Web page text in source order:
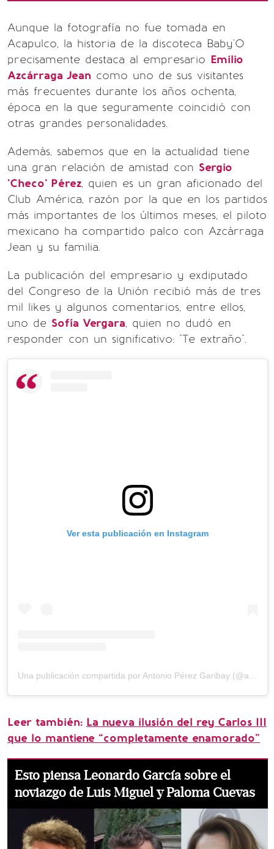
Aunque la fotografía no fue tomada en
Acapulco, la historia de la discoteca Baby'O
precisamente destaca al empresario Emilio
Azcárraga Jean como uno de sus visitantes
más frecuentes durante los años ochenta,
época en la que seguramente coincidió con
otras grandes personalidades.
Además, sabemos que en la actualidad tiene
una gran relación de amistad con Sergio
'Checo' Pérez, quien es un gran aficionado del
Club América, razón por la que en los partidos
más importantes de los últimos meses, el piloto
mexicano ha compartido palco con Azcárraga
Jean y su familia.
La publicación del empresario y exdiputado
del Congreso de la Unión recibió más de tres
mil likes y algunos comentarios, entre ellos,
uno de Sofía Vergara, quien no dudó en
responder con un significativo: "Te extraño".
Ver esta publicación en Instagram
Una publicación compartida por Antonio Pérez Garibay (@aperezgaribay)
Leer también: La nueva ilusión del rey Carlos III
que lo mantiene “completamente enamorado”
Esto piensa Leonardo García sobre el
noviazgo de Luis Miguel y Paloma Cuevas